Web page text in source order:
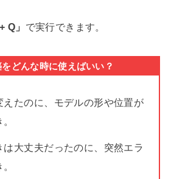
Q」 で実行できます。
どんな時に使えばいい？
えたのに、モデルの形や位置が
は大丈夫だったのに、突然エラ